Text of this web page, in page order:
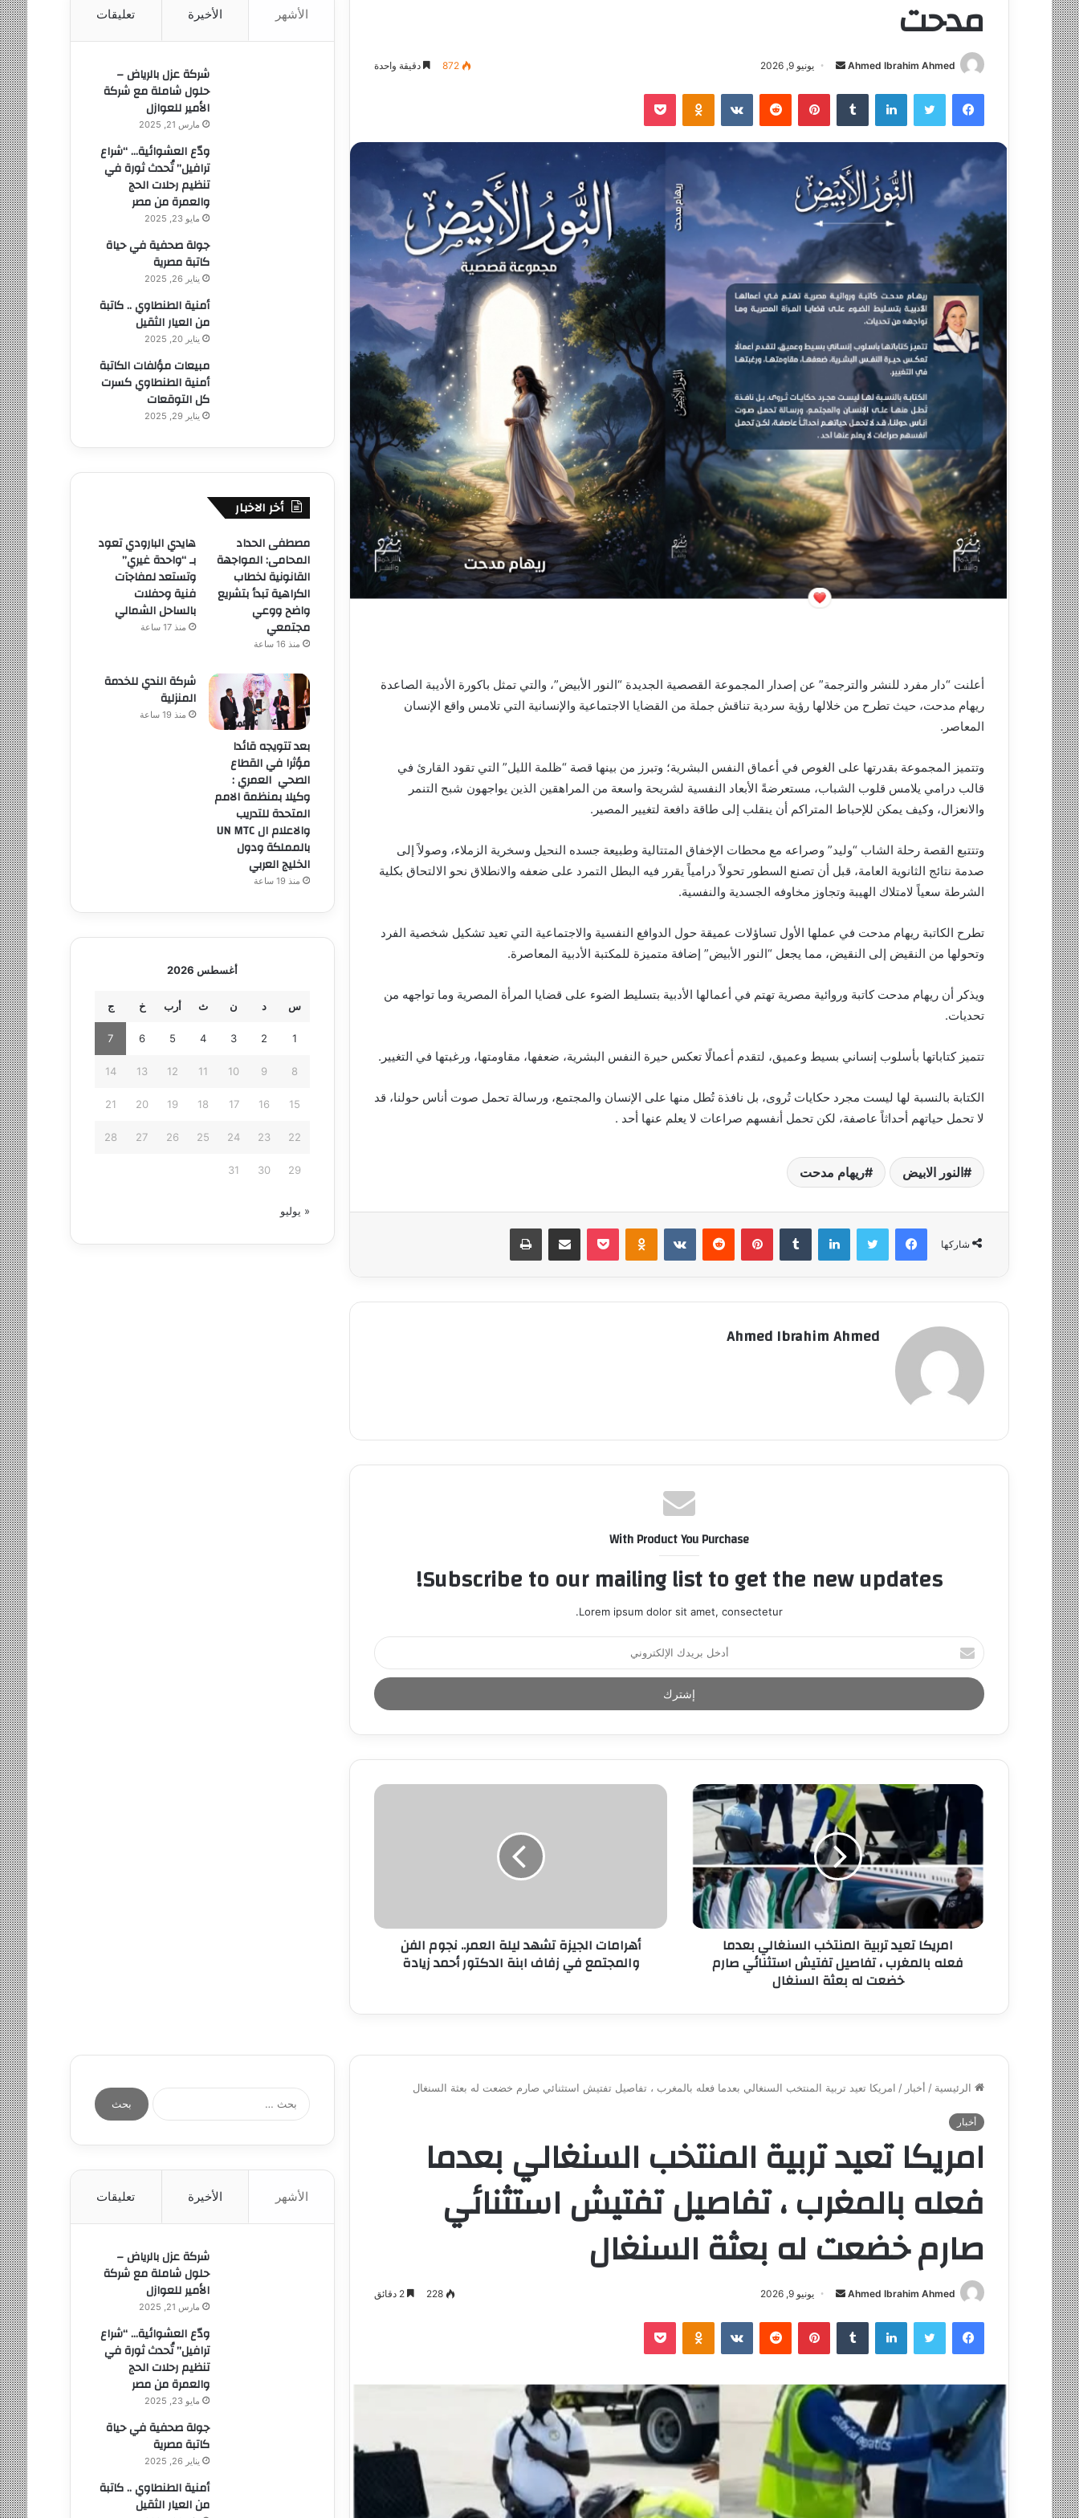
مدحت
Ahmed Ibrahim Ahmed
أ
ل
ب
ي
د
ا
ل
ك
ت
ن
ا
يونيو 9, 2026 872 دقيقة واحدة
فيسبوك تويتر لينكدإن ‏Tumblr بينتيريست ‏Reddit
‏VKontakte
Odnoklassniki بوكيت
أعلنت “دار مفرد للنشر والترجمة” عن إصدار المجموعة القصصية الجديدة “النور الأبيض”، والتي تمثل باكورة الأديبة الصاعدة
ريهام مدحت، حيث تطرح من خلالها رؤية سردية تناقش جملة من القضايا الاجتماعية والإنسانية التي تلامس واقع الإنسان
المعاصر.
وتتميز المجموعة بقدرتها على الغوص في أعماق النفس البشرية؛ وتبرز من بينها قصة “ظلمة الليل” التي تقود القارئ في
قالب درامي يلامس قلوب الشباب، مستعرضةً الأبعاد النفسية لشريحة واسعة من المراهقين الذين يواجهون شبح التنمر
والانعزال، وكيف يمكن للإحباط المتراكم أن ينقلب إلى طاقة دافعة لتغيير المصير.
وتتتبع القصة رحلة الشاب “وليد” وصراعه مع محطات الإخفاق المتتالية وطبيعة جسده النحيل وسخرية الزملاء، وصولاً إلى
صدمة نتائج الثانوية العامة، قبل أن تصنع السطور تحولاً درامياً يقرر فيه البطل التمرد على ضعفه والانطلاق نحو الالتحاق بكلية
الشرطة سعياً لامتلاك الهيبة وتجاوز مخاوفه الجسدية والنفسية.
تطرح الكاتبة ريهام مدحت في عملها الأول تساؤلات عميقة حول الدوافع النفسية والاجتماعية التي تعيد تشكيل شخصية الفرد
وتحولها من النقيض إلى النقيض، مما يجعل “النور الأبيض” إضافة متميزة للمكتبة الأدبية المعاصرة.
ويذكر أن ريهام مدحت كاتبة وروائية مصرية تهتم في أعمالها الأدبية بتسليط الضوء على قضايا المرأة المصرية وما تواجهه من
تحديات.
تتميز كتاباتها بأسلوب إنساني بسيط وعميق، لتقدم أعمالًا تعكس حيرة النفس البشرية، ضعفها، مقاومتها، ورغبتها في التغيير.
الكتابة بالنسبة لها ليست مجرد حكايات تُروى، بل نافذة تُطل منها على الإنسان والمجتمع، ورسالة تحمل صوت أناس حولنا، قد
لا تحمل حياتهم أحداثاً عاصفة، لكن تحمل أنفسهم صراعات لا يعلم عنها أحد .
النور الابيض ريهام مدحت
شاركها
فيسبوك تويتر لينكدإن ‏Tumblr بينتيريست ‏Reddit
‏VKontakte
Odnoklassniki بوكيت مشاركة عبر البريد طباعة
Ahmed Ibrahim Ahmed
With Product You Purchase
Subscribe to our mailing list to get the new updates!
Lorem ipsum dolor sit amet, consectetur.
أ
د
خ
ل
د
ا
ك
ت
ر
امريكا تعيد تربية المنتخب السنغالي بعدما
فعله بالمغرب ، تفاصيل تفتيش استثنائي صارم
خضعت له بعثة السنغال
أهرامات الجيزة تشهد ليلة العمر.. نجوم الفن
والمجتمع في زفاف ابنة الدكتور أحمد زيادة
الأشهر الأخيرة تعليقات
شركة عزل بالرياض –
حلول شاملة مع شركة
الأمير للعوازل
مارس 21, 2025
ودّع العشوائية… “شراع
ترافيل” تُحدث ثورة في
تنظيم رحلات الحج
والعمرة من مصر
مايو 23, 2025
جولة صحفية في حياة
كاتبة مصرية
يناير 26, 2025
أمنية الطنطاوي .. كاتبة
من العيار الثقيل
يناير 20, 2025
مبيعات مؤلفات الكاتبة
أمنية الطنطاوي كسرت
كل التوقعات
يناير 29, 2025
أخر الاخبار
مصطفى الحداد
المحامى: المواجهة
القانونية لخطاب
الكراهية تبدأ بتشريع
واضح ووعي
مجتمعي
منذ 16 ساعة
هايدي البارودي تعود
بـ “واحدة غيري”
وتستعد لمفاجآت
فنية وحفلات
بالساحل الشمالي
منذ 17 ساعة
بعد تتويجه قائدا
مؤثرا في القطاع
الصحي العمري :
وكيلا بمنظمة الامم
المتحدة للتدريب
والاعلام ال UN MTC
بالمملكة ودول
الخليج العربي
منذ 19 ساعة
شركة الندي للخدمة
المنزلية
منذ 19 ساعة
أغسطس 2026
س د ن ث أرب خ ج
1
2
3
4
5
6
7
8
9
10
11
12
13
14
15
16
17
18
19
20
21
22
23
24
25
26
27
28
29
30
31
« يوليو